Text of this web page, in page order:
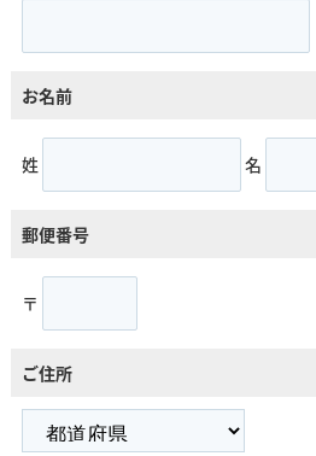
お名前
姓 名
郵便番号
〒
ご住所